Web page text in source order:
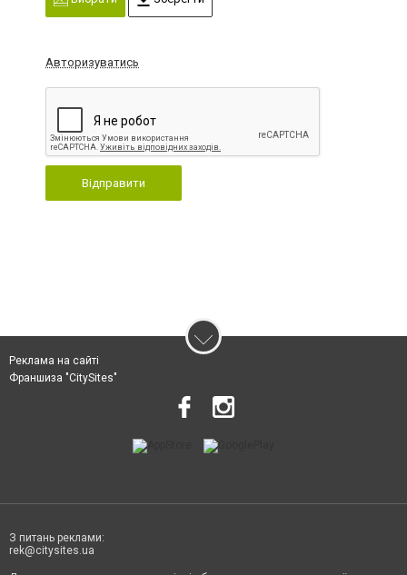
Авторизуватись
Відправити
Реклама на сайті
Франшиза "CitySites"
З питань реклами:
rek@citysites.ua